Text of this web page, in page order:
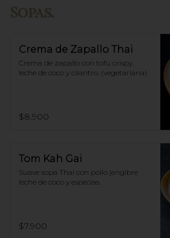
Crema de Zapallo Thai
Crema de zapallo con tofu crispy,
leche de coco y cilantro. (vegetariana)
$8.900
Tom Kah Gai
Suave sopa Thai con pollo jengibre
leche de coco y especias.
$7.900